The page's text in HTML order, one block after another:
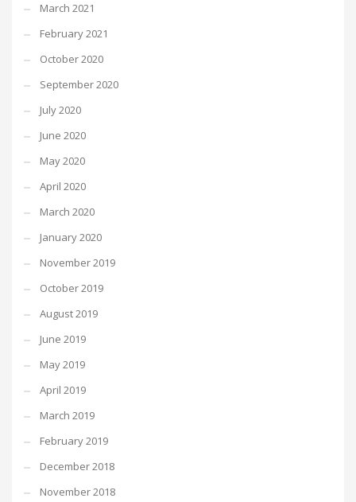
March 2021
February 2021
October 2020
September 2020
July 2020
June 2020
May 2020
April 2020
March 2020
January 2020
November 2019
October 2019
August 2019
June 2019
May 2019
April 2019
March 2019
February 2019
December 2018
November 2018